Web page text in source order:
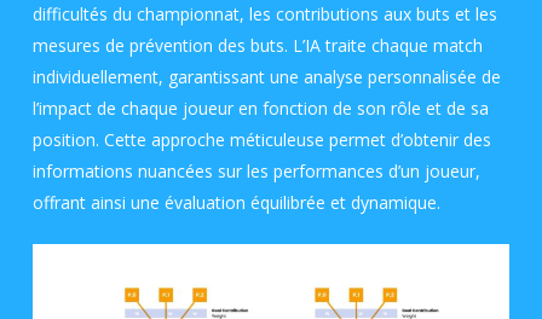
difficultés du championnat, les contributions aux buts et les
mesures de prévention des buts. L’IA traite chaque match
individuellement, garantissant une analyse personnalisée de
l’impact de chaque joueur en fonction de son rôle et de sa
position. Cette approche méticuleuse permet d’obtenir des
informations nuancées sur les performances d’un joueur,
offrant ainsi une évaluation équilibrée et dynamique.